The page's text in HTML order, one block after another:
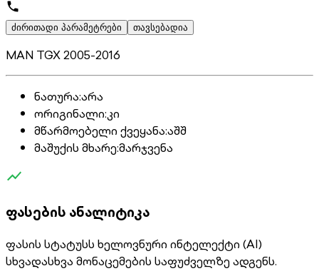
ძირითადი პარამეტრები თავსებადია
MAN TGX 2005-2016
ნათურა:არა
ორიგინალი:კი
მწარმოებელი ქვეყანა:აშშ
მაშუქის მხარე:მარჯვენა
ფასების ანალიტიკა
ფასის სტატუსს ხელოვნური ინტელექტი (AI)
სხვადასხვა მონაცემების საფუძველზე ადგენს.